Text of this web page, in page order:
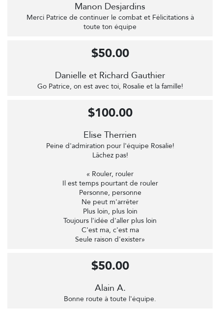
Manon Desjardins
Merci Patrice de continuer le combat et Félicitations à
toute ton équipe
Danielle et Richard Gauthier
Go Patrice, on est avec toi, Rosalie et la famille!
$50.00
Elise Therrien
Peine d'admiration pour l'équipe Rosalie!
Lâchez pas!
« Rouler, rouler
Il est temps pourtant de rouler
Personne, personne
Ne peut m'arrêter
Plus loin, plus loin
Toujours l'idée d'aller plus loin
C'est ma, c'est ma
Seule raison d'exister»
$100.00
Alain A.
Bonne route à toute l'équipe.
$50.00